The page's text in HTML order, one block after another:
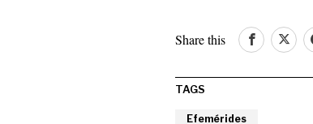
Share this
TAGS
Efemérides